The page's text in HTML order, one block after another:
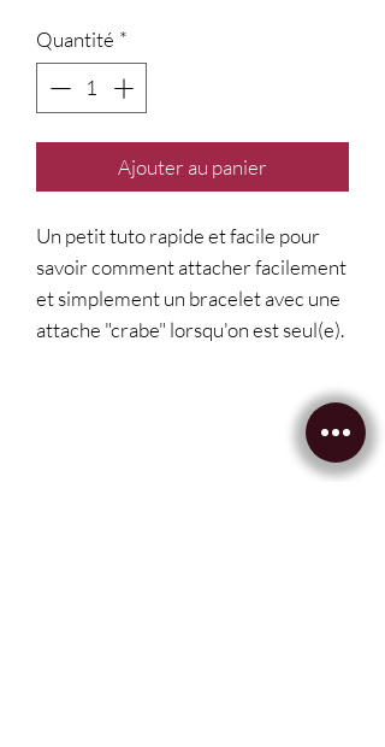
Quantité *
Ajouter au panier
Un petit tuto rapide et facile pour
savoir comment attacher facilement
et simplement un bracelet avec une
attache "crabe" lorsqu'on est seul(e).